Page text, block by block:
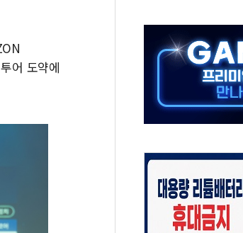
최대 규모 400MW 태양광 착공…여의도 1.6배 규모
어 도약에